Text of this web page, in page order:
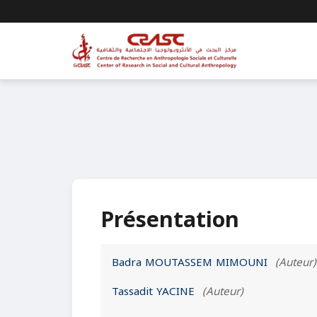
Présentation
Badra MOUTASSEM MIMOUNI (Auteur)
Tassadit YACINE (Auteur)